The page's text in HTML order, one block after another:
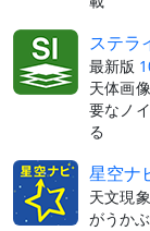
ステラ
最新版
天体画
要なノ
る
星空ナ
天文現
がうか